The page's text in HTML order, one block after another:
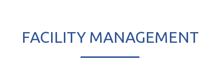
FACILITY MANAGEMENT